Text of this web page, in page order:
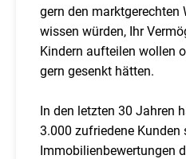
gern den marktgerechten
wissen würden, Ihr
Kindern aufteilen wollen
gern gesenkt hätten.
In den letzten 30 Jahren
3.000 zufriedene Kunden
Immobilienbewertungen